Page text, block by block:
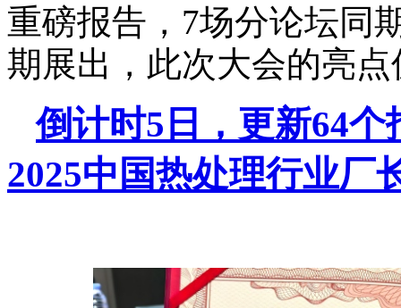
重磅报告，7场分论坛同
期展出，此次大会的亮
倒计时5日，更新64
2025中国热处理行业厂